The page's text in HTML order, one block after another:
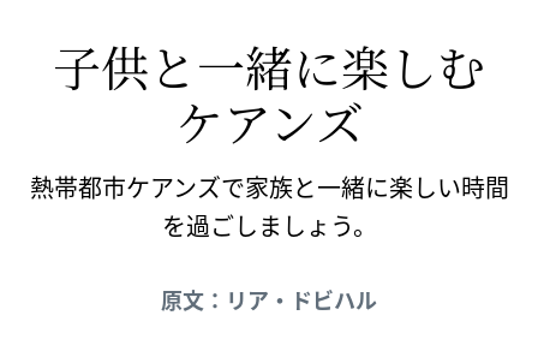
子供と​一緒に​楽しむ
ケアンズ
熱帯都市ケアンズで家族と一緒に楽しい時間
を過ごしましょう。
原文：リア・ドビハル